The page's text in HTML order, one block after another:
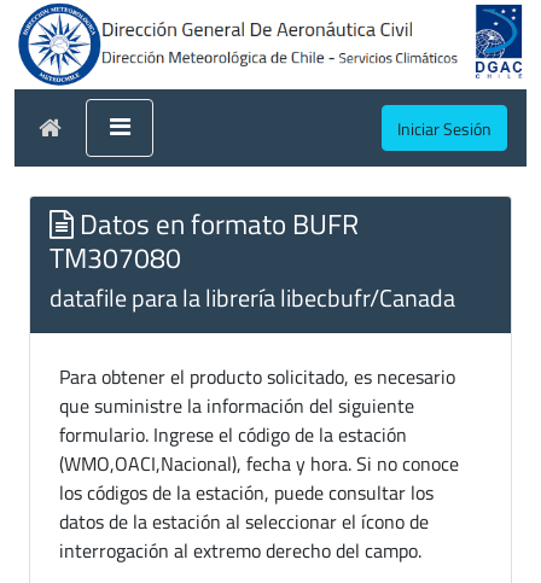
Iniciar Sesión
Datos en formato BUFR
TM307080
datafile para la librería libecbufr/Canada
Para obtener el producto solicitado, es necesario
que suministre la información del siguiente
formulario. Ingrese el código de la estación
(WMO,OACI,Nacional), fecha y hora. Si no conoce
los códigos de la estación, puede consultar los
datos de la estación al seleccionar el ícono de
interrogación al extremo derecho del campo.